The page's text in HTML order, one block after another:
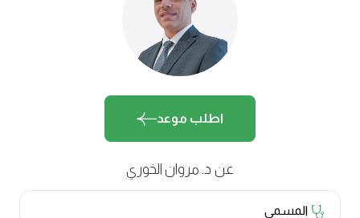
اطلب موعد
عن د. مروان الخوري
المسمى